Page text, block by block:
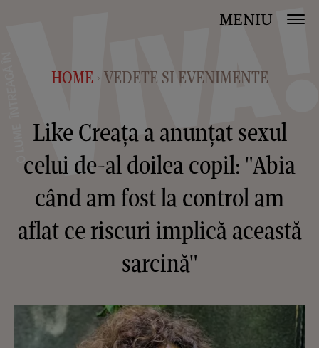
MENIU
HOME > VEDETE SI EVENIMENTE
Like Creața a anunțat sexul
celui de-al doilea copil: "Abia
când am fost la control am
aflat ce riscuri implică această
sarcină"